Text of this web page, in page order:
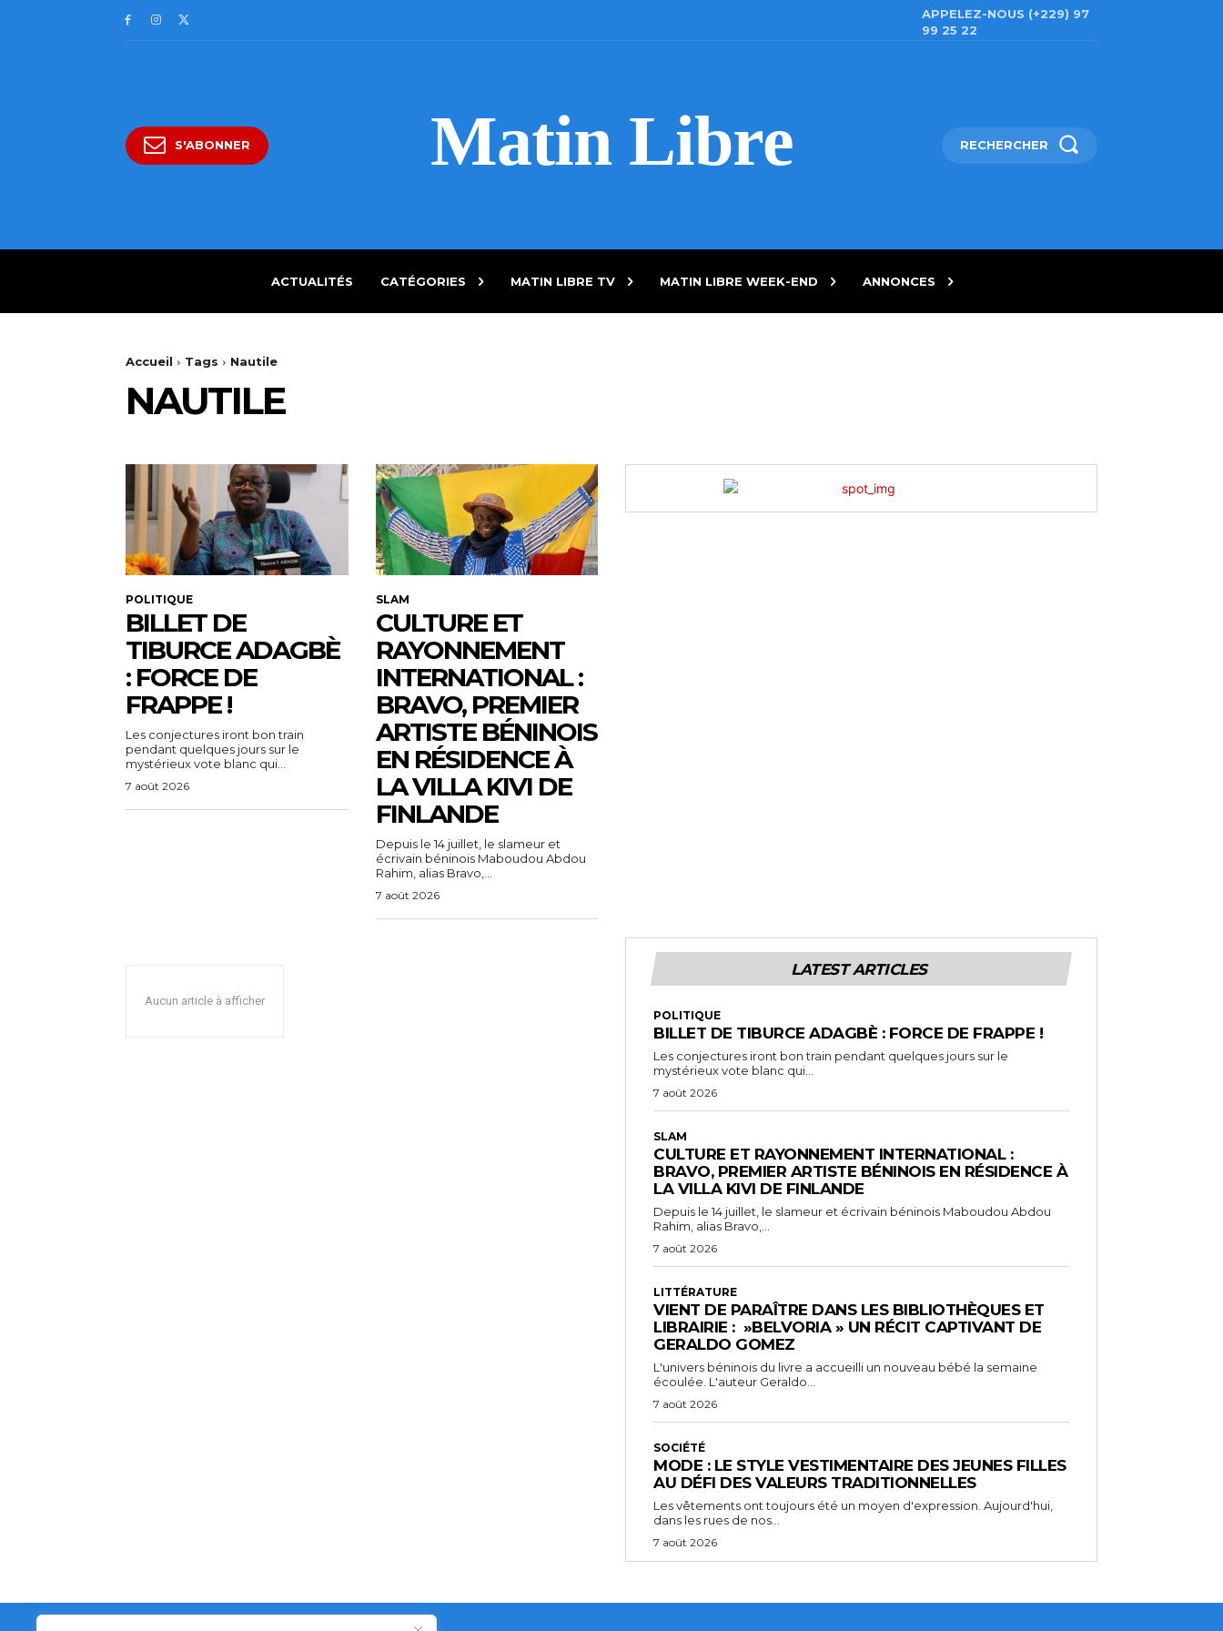
APPELEZ-NOUS (+229) 97
99 25 22
S'ABONNER Matin Libre RECHERCHER
ACTUALITÉS CATÉGORIES MATIN LIBRE TV MATIN LIBRE WEEK-END ANNONCES
Accueil Tags Nautile
NAUTILE
POLITIQUE
BILLET DE
TIBURCE ADAGBÈ
: FORCE DE
FRAPPE !
Les conjectures iront bon train
pendant quelques jours sur le
mystérieux vote blanc qui...
7 août 2026
SLAM
CULTURE ET
RAYONNEMENT
INTERNATIONAL :
BRAVO, PREMIER
ARTISTE BÉNINOIS
EN RÉSIDENCE À
LA VILLA KIVI DE
FINLANDE
Depuis le 14 juillet, le slameur et
écrivain béninois Maboudou Abdou
Rahim, alias Bravo,...
7 août 2026
Aucun article à afficher
LATEST ARTICLES
POLITIQUE
BILLET DE TIBURCE ADAGBÈ : FORCE DE FRAPPE !
Les conjectures iront bon train pendant quelques jours sur le
mystérieux vote blanc qui...
7 août 2026
SLAM
CULTURE ET RAYONNEMENT INTERNATIONAL :
BRAVO, PREMIER ARTISTE BÉNINOIS EN RÉSIDENCE À
LA VILLA KIVI DE FINLANDE
Depuis le 14 juillet, le slameur et écrivain béninois Maboudou Abdou
Rahim, alias Bravo,...
7 août 2026
LITTÉRATURE
VIENT DE PARAÎTRE DANS LES BIBLIOTHÈQUES ET
LIBRAIRIE : »BELVORIA » UN RÉCIT CAPTIVANT DE
GERALDO GOMEZ
L'univers béninois du livre a accueilli un nouveau bébé la semaine
écoulée. L'auteur Geraldo...
7 août 2026
SOCIÉTÉ
MODE : LE STYLE VESTIMENTAIRE DES JEUNES FILLES
AU DÉFI DES VALEURS TRADITIONNELLES
Les vêtements ont toujours été un moyen d'expression. Aujourd'hui,
dans les rues de nos...
7 août 2026